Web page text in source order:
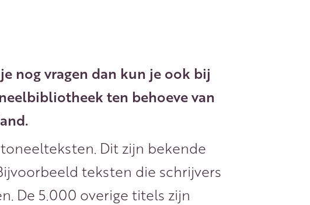
nog vragen dan kun je ook bij
ten behoeve van
Dit zijn bekende
teksten die schrijvers
De 5.000 overige titels zijn